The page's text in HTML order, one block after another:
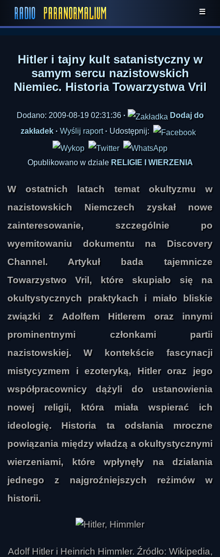
☰
Hitler i tajny kult satanistyczny w
samym sercu nazistowskich
Niemiec. Historia Towarzystwa Vril
Dodano: 2009-08-19 02:31:36 ·
Dodaj do
zakładek · Wyślij raport · Udostępnij:
Opublikowano w dziale RELIGIE I WIERZENIA
W ostatnich latach temat okultyzmu w
nazistowskich Niemczech zyskał nowe
zainteresowanie, szczególnie po
wyemitowaniu dokumentu na Discovery
Channel. Artykuł bada tajemnicze
Towarzystwo Vril, które skupiało się na
okultystycznych praktykach i miało bliskie
związki z Adolfem Hitlerem oraz innymi
prominentnymi członkami partii
nazistowskiej. W kontekście fascynacji
mistycyzmem i ezoteryką, Hitler oraz jego
współpracownicy dążyli do ustanowienia
nowej religii, która miała wspierać ich
ideologię. Historia ta odsłania mroczne
powiązania między władzą a okultystycznymi
wierzeniami, które wpłynęły na działania
jednego z najgroźniejszych reżimów w
historii.
Adolf Hitler i Heinrich Himmler. Źródło: Wikipedia,